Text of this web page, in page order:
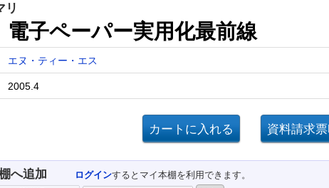
リ
電子ペーパー実用化最前線
エヌ・ティー・エス
2005.4
へ追加 ログインするとマイ本棚を利用できます。